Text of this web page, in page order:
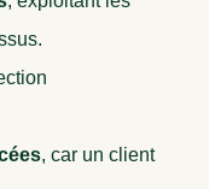
, car un client